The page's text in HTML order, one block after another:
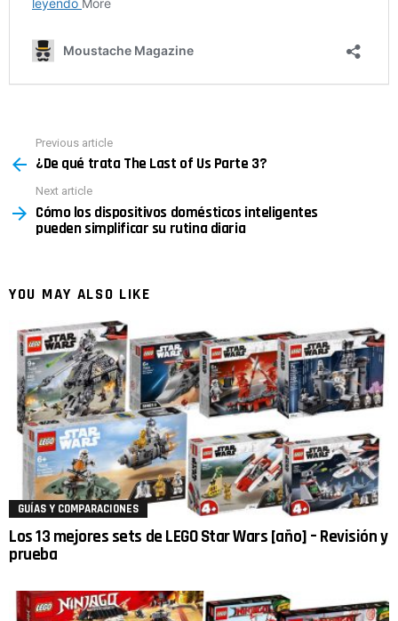
more
Previous article
¿De qué trata The Last of Us Parte 3?
Next article
Cómo los dispositivos domésticos inteligentes
pueden simplificar su rutina diaria
YOU MAY ALSO LIKE
GUÍAS Y COMPARACIONES
Los 13 mejores sets de LEGO Star Wars [año] – Revisión y
prueba